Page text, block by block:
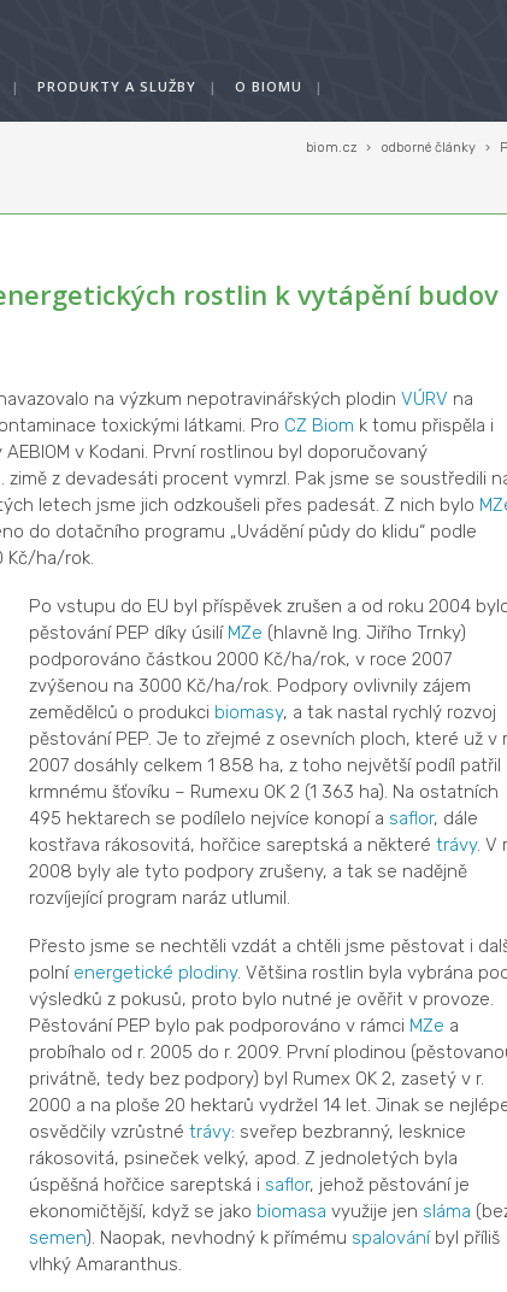
| PRODUKTY A SLUŽBY | O BIOMU |
biom.cz › odborné články ›
rostlin k vytápění budov
na výzkum nepotravinářských plodin VÚRV na
toxickými látkami. Pro CZ Biom k tomu přispěla i
v Kodani. První rostlinou byl doporučovaný
zimě z devadesáti procent vymrzl. Pak jsme se soustředili
letech jsme jich odzkoušeli přes padesát. Z nich bylo
do dotačního programu „Uvádění půdy do klidu“ podle
Kč/ha/rok.
Po vstupu do EU byl příspěvek zrušen a od roku 2004
pěstování PEP díky úsilí MZe (hlavně Ing. Jiřího Trnky)
podporováno částkou 2000 Kč/ha/rok, v roce 2007
zvýšenou na 3000 Kč/ha/rok. Podpory ovlivnily zájem
zemědělců o produkci biomasy, a tak nastal rychlý rozvoj
pěstování PEP. Je to zřejmé z osevních ploch, které už v
2007 dosáhly celkem 1 858 ha, z toho největší podíl patřil
krmnému šťovíku – Rumexu OK 2 (1 363 ha). Na ostatních
495 hektarech se podílelo nejvíce konopí a saflor, dále
kostřava rákosovitá, hořčice sareptská a některé trávy. V
2008 byly ale tyto podpory zrušeny, a tak se nadějně
rozvíjející program naráz utlumil.
Přesto jsme se nechtěli vzdát a chtěli jsme pěstovat i
polní energetické plodiny. Většina rostlin byla vybrána
výsledků z pokusů, proto bylo nutné je ověřit v provoze.
Pěstování PEP bylo pak podporováno v rámci MZe a
probíhalo od r. 2005 do r. 2009. První plodinou
privátně, tedy bez podpory) byl Rumex OK 2, zasetý v r.
2000 a na ploše 20 hektarů vydržel 14 let. Jinak se
osvědčily vzrůstné trávy: sveřep bezbranný, lesknice
rákosovitá, psineček velký, apod. Z jednoletých byla
úspěšná hořčice sareptská i saflor, jehož pěstování je
ekonomičtější, když se jako biomasa využije jen sláma
semen). Naopak, nevhodný k přímému spalováníbyl příliš
vlhký Amaranthus.